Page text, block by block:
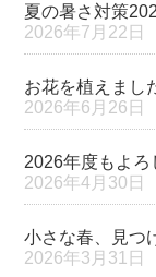
夏の暑さ対策
2026年7月22日
お花を植えまし
2026年6月26日
2026年度もよろ
2026年4月30日
小さな春、見つ
2026年3月31日